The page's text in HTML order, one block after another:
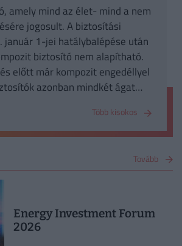
amely mind az élet- mind a nem
jogosult. A biztosítási
január 1-jei hatálybalépése után
biztosító nem alapítható.
előtt már kompozit engedéllyel
azonban mindkét ágat
Több kisokos
Tovább
Energy Investment Forum
2026